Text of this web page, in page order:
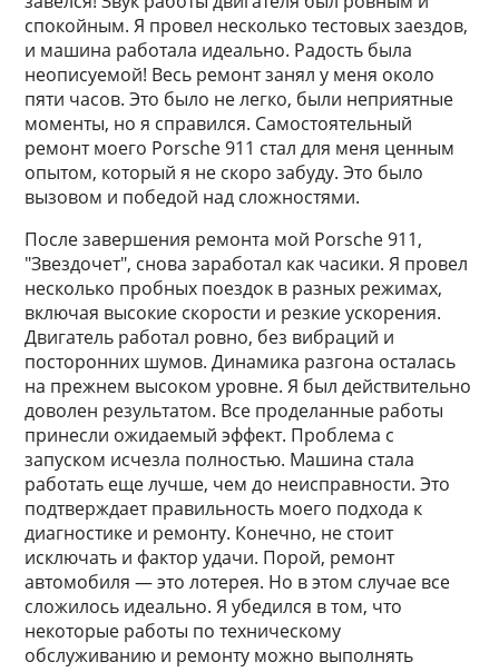
спокойным. Я провел несколько тестовых заездов,
и машина работала идеально. Радость была
неописуемой! Весь ремонт занял у меня около
пяти часов. Это было не легко, были неприятные
моменты, но я справился. Самостоятельный
ремонт моего Porsche 911 стал для меня ценным
опытом, который я не скоро забуду. Это было
вызовом и победой над сложностями.
После завершения ремонта мой Porsche 911,
"Звездочет", снова заработал как часики. Я провел
несколько пробных поездок в разных режимах,
включая высокие скорости и резкие ускорения.
Двигатель работал ровно, без вибраций и
посторонних шумов. Динамика разгона осталась
на прежнем высоком уровне. Я был действительно
доволен результатом. Все проделанные работы
принесли ожидаемый эффект. Проблема с
запуском исчезла полностью. Машина стала
работать еще лучше, чем до неисправности. Это
подтверждает правильность моего подхода к
диагностике и ремонту. Конечно, не стоит
исключать и фактор удачи. Порой, ремонт
автомобиля — это лотерея. Но в этом случае все
сложилось идеально. Я убедился в том, что
некоторые работы по техническому
обслуживанию и ремонту можно выполнять